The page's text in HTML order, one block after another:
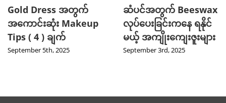
Gold Dress အတွက်
အကောင်းဆုံး Makeup
Tips ( 4 ) ချက်
September 5th, 2025
ဆံပင်အတွက် Beeswax
လုပ်ပေးခြင်းကနေ ရနိုင်
မယ့် အကျိုးကျေးဇူးများ
September 3rd, 2025